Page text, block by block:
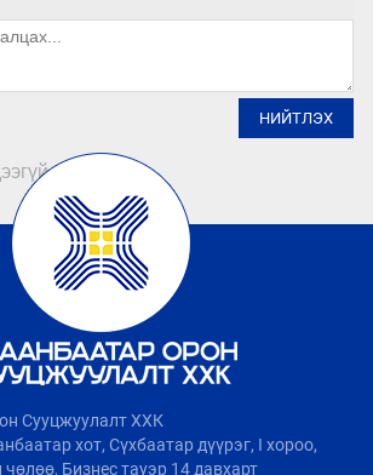
НИЙТЛЭХ
байна
Сууцжуулалт ХХК
хот, Сүхбаатар дүүрэг, I хороо,
Бизнес тауэр 14 давхарт